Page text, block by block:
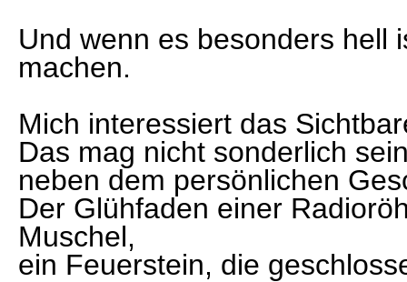
Und wenn es besonders hell
machen.
Mich interessiert das
Das mag nicht sonderlich
neben dem persönlichen
Der Glühfaden einer
Muschel,
ein Feuerstein, die